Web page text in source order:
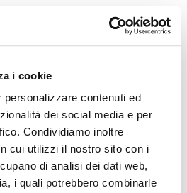
i cookie
contenuti ed
dei social media e per
Condividiamo inoltre
cui utilizzi il nostro sito con i
di analisi dei dati web,
i quali potrebbero combinarle